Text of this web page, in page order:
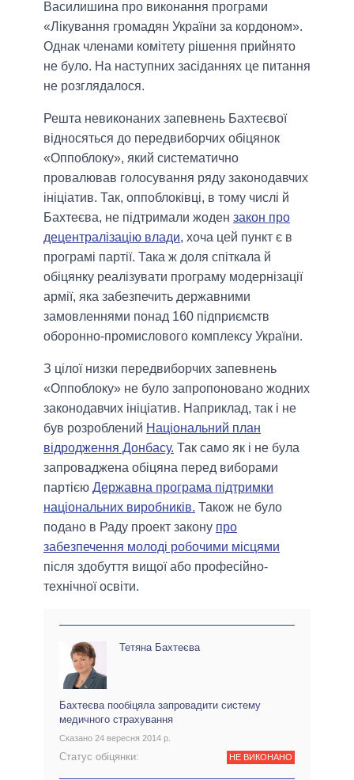
Василишина про виконання програми
«Лікування громадян України за кордоном».
Однак членами комітету рішення прийнято
не було. На наступних засіданнях це питання
не розглядалося.
Решта невиконаних запевнень Бахтеєвої
відносяться до передвиборчих обіцянок
«Оппоблоку», який систематично
провалював голосування ряду законодавчих
ініціатив. Так, оппоблоківці, в тому числі й
Бахтеєва, не підтримали жоден закон про
децентралізацію влади, хоча цей пункт є в
програмі партії. Така ж доля спіткала й
обіцянку реалізувати програму модернізації
армії, яка забезпечить державними
замовленнями понад 160 підприємств
оборонно-промислового комплексу України.
З цілої низки передвиборчих запевнень
«Оппоблоку» не було запропоновано жодних
законодавчих ініціатив. Наприклад, так і не
був розроблений Національний план
відродження Донбасу. Так само як і не була
запроваджена обіцяна перед виборами
партією Державна програма підтримки
національних виробників. Також не було
подано в Раду проект закону про
забезпечення молоді робочими місцями
після здобуття вищої або професійно-
технічної освіти.
Тетяна Бахтеєва
Бахтеєва пообіцяла запровадити систему
медичного страхування
Сказано 24 вересня 2014 р.
Статус обіцянки: НЕ ВИКОНАНО